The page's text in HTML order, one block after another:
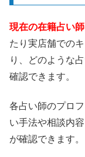
現在の在籍占い
たり実店舗での
り、どのような
確認できます。
各占い師のプロ
い手法や相談内
が確認できます。